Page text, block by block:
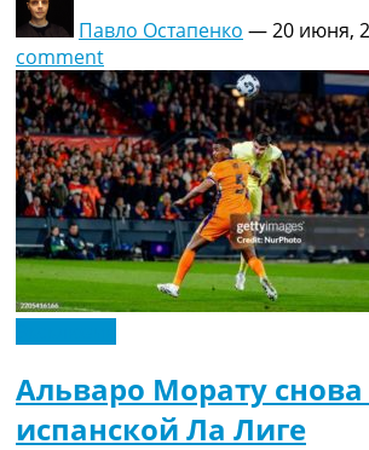
Павло Остапенко —20 июня,
comment
Альваро Морату
испанской Ла Лиге